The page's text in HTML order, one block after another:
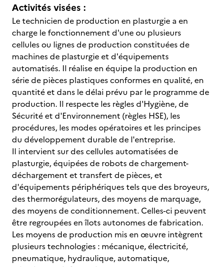
Activités visées :
Le technicien de production en plasturgie a en
charge le fonctionnement d'une ou plusieurs
cellules ou lignes de production constituées de
machines de plasturgie et d'équipements
automatisés. Il réalise en équipe la production en
série de pièces plastiques conformes en qualité, en
quantité et dans le délai prévu par le programme de
production. Il respecte les règles d'Hygiène, de
Sécurité et d'Environnement (règles HSE), les
procédures, les modes opératoires et les principes
du développement durable de l'entreprise.
Il intervient sur des cellules automatisées de
plasturgie, équipées de robots de chargement-
déchargement et transfert de pièces, et
d'équipements périphériques tels que des broyeurs,
des thermorégulateurs, des moyens de marquage,
des moyens de conditionnement. Celles-ci peuvent
être regroupées en îlots autonomes de fabrication.
Les moyens de production mis en œuvre intègrent
plusieurs technologies : mécanique, électricité,
pneumatique, hydraulique, automatique,